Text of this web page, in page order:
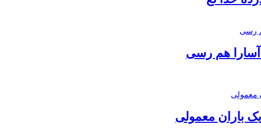
آسارا هم رسی
باران معمولی